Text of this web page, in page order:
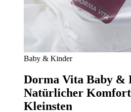
Baby & Kinder
Dorma Vita Baby &
Natürlicher
Kleinsten